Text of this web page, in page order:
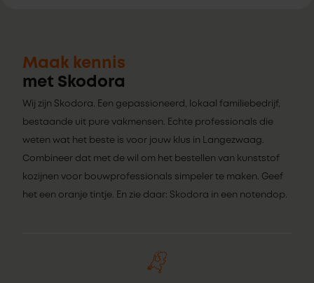
Maak kennis
met Skodora
Wij zijn Skodora. Een gepassioneerd, lokaal familiebedrijf,
bestaande uit pure vakmensen. Echte professionals die
weten wat het beste is voor jouw klus in Langezwaag.
Combineer dat met de wil om het bestellen van kunststof
kozijnen voor bouwprofessionals simpeler te maken. Geef
het een oranje tintje. En zie daar: Skodora in een notendop.